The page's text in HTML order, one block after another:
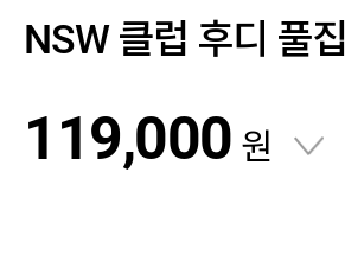
NSW 클럽 후디 풀
119,000 원